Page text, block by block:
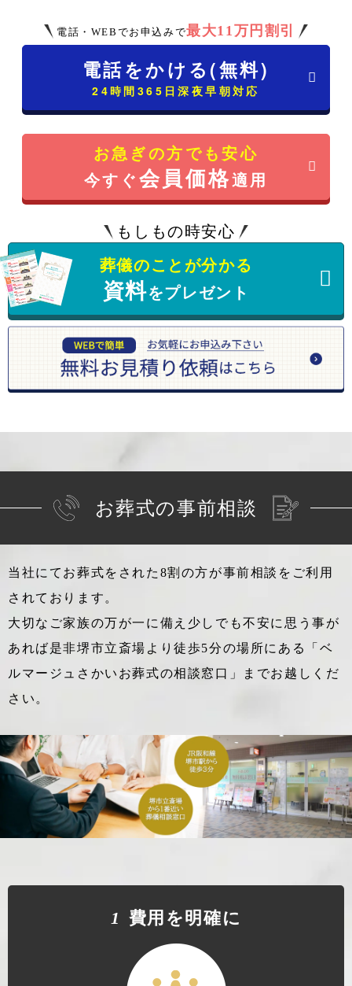
電話・WEBでお申込みで最大11万円割引
電話をかける(無料)
24時間365日深夜早朝対応
お急ぎの方でも安心
今すぐ会員価格適用
もしもの時安心
葬儀のことが分かる
資料をプレゼント
お葬式の事前相談
当社にてお葬式をされた8割の方が事前相談をご利用
されております。
大切なご家族の万が一に備え少しでも不安に思う事が
あれば是非堺市立斎場より徒歩5分の場所にある「ベ
ルマージュさかいお葬式の相談窓口」までお越しくだ
さい。
1 費⽤を明確に